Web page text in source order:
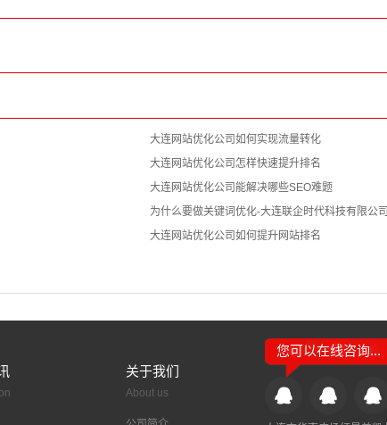
大连网站优化公司如何实现流量转化
大连网站优化公司怎样快速提升排名
大连网站优化公司能解决哪些SEO难题
为什么要做关键词优化-大连联企时代科技有限公司
大连网站优化公司如何提升网站排名
关于我们
About us
您可以在线咨询...